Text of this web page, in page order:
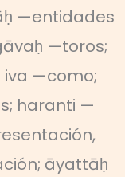
—entidades
—toros;
—como;
haranti —
āyattāḥ